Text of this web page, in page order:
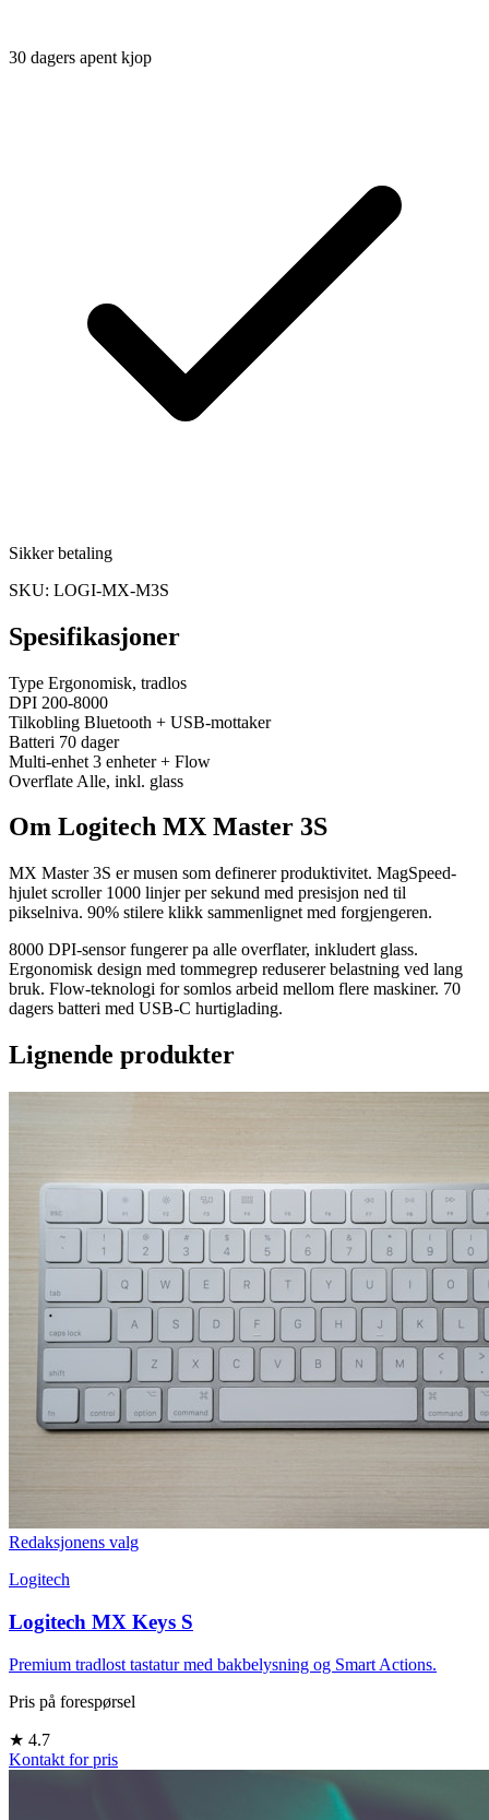
30 dagers apent kjop
Sikker betaling
SKU: LOGI-MX-M3S
Spesifikasjoner
Type Ergonomisk, tradlos
DPI 200-8000
Tilkobling Bluetooth + USB-mottaker
Batteri 70 dager
Multi-enhet 3 enheter + Flow
Overflate Alle, inkl. glass
Om Logitech MX Master 3S
MX Master 3S er musen som definerer produktivitet. MagSpeed-
hjulet scroller 1000 linjer per sekund med presisjon ned til
pikselniva. 90% stilere klikk sammenlignet med forgjengeren.
8000 DPI-sensor fungerer pa alle overflater, inkludert glass.
Ergonomisk design med tommegrep reduserer belastning ved lang
bruk. Flow-teknologi for somlos arbeid mellom flere maskiner. 70
dagers batteri med USB-C hurtiglading.
Lignende produkter
Redaksjonens valg
Logitech
Logitech MX Keys S
Premium tradlost tastatur med bakbelysning og Smart Actions.
Pris på forespørsel
★ 4.7
Kontakt for pris